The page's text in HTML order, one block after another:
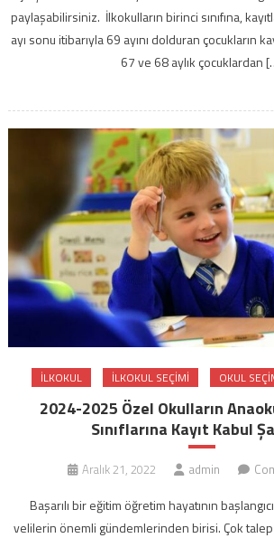
paylaşabilirsiniz. İlkokulların birinci sınıfına,
ayı sonu itibarıyla 69 ayını dolduran çocukların
67 ve 68 aylık çocuklardan
ILKOKUL ILKOKUL SEÇIMI OKUL
2024-2025 Özel Okulların
Sınıflarına Kayıt Kabul
Aralık 21, 2022 admin
Başarılı bir eğitim öğretim hayatının
velilerin önemli gündemlerinden birisi. Çok